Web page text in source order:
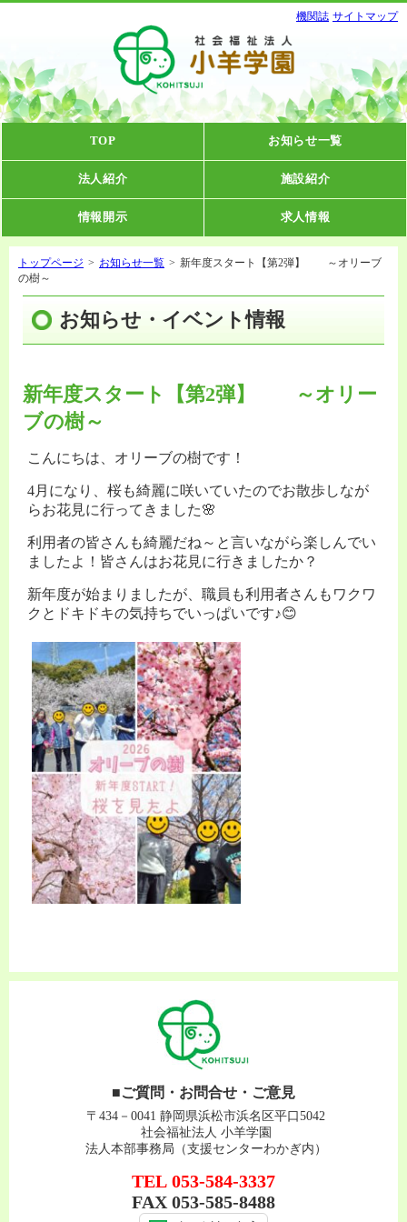
機関誌 サイトマップ
TOP お知らせ一覧
法人紹介 施設紹介
情報開示 求人情報
トップページ > お知らせ一覧 > 新年度スタート【第2弾】 ～オリーブ
の樹～
お知らせ・イベント情報
新年度スタート【第2弾】 ～オリー
ブの樹～
こんにちは、オリーブの樹です！
4月になり、桜も綺麗に咲いていたのでお散歩しなが
らお花見に行ってきました🌸
利用者の皆さんも綺麗だね～と言いながら楽しんでい
ましたよ！皆さんはお花見に行きましたか？
新年度が始まりましたが、職員も利用者さんもワクワ
クとドキドキの気持ちでいっぱいです♪😊
■ご質問・お問合せ・ご意見
〒434－0041 静岡県浜松市浜名区平口5042
社会福祉法人 小羊学園
法人本部事務局（支援センターわかぎ内）
TEL 053-584-3337
FAX 053-585-8488